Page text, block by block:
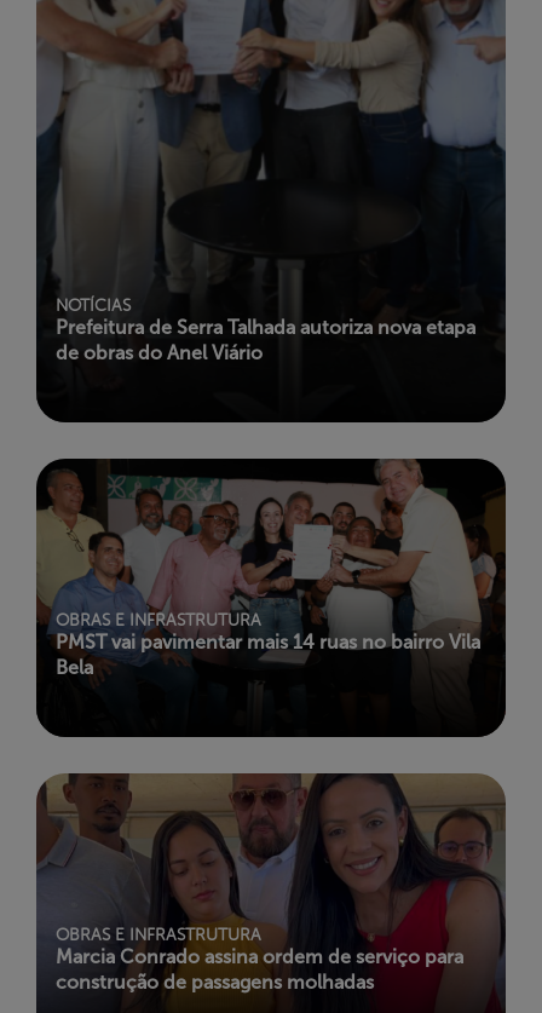
NOTÍCIAS
Prefeitura de Serra Talhada autoriza nova etapa
de obras do Anel Viário
OBRAS E INFRASTRUTURA
PMST vai pavimentar mais 14 ruas no bairro Vila
Bela
OBRAS E INFRASTRUTURA
Marcia Conrado assina ordem de serviço para
construção de passagens molhadas